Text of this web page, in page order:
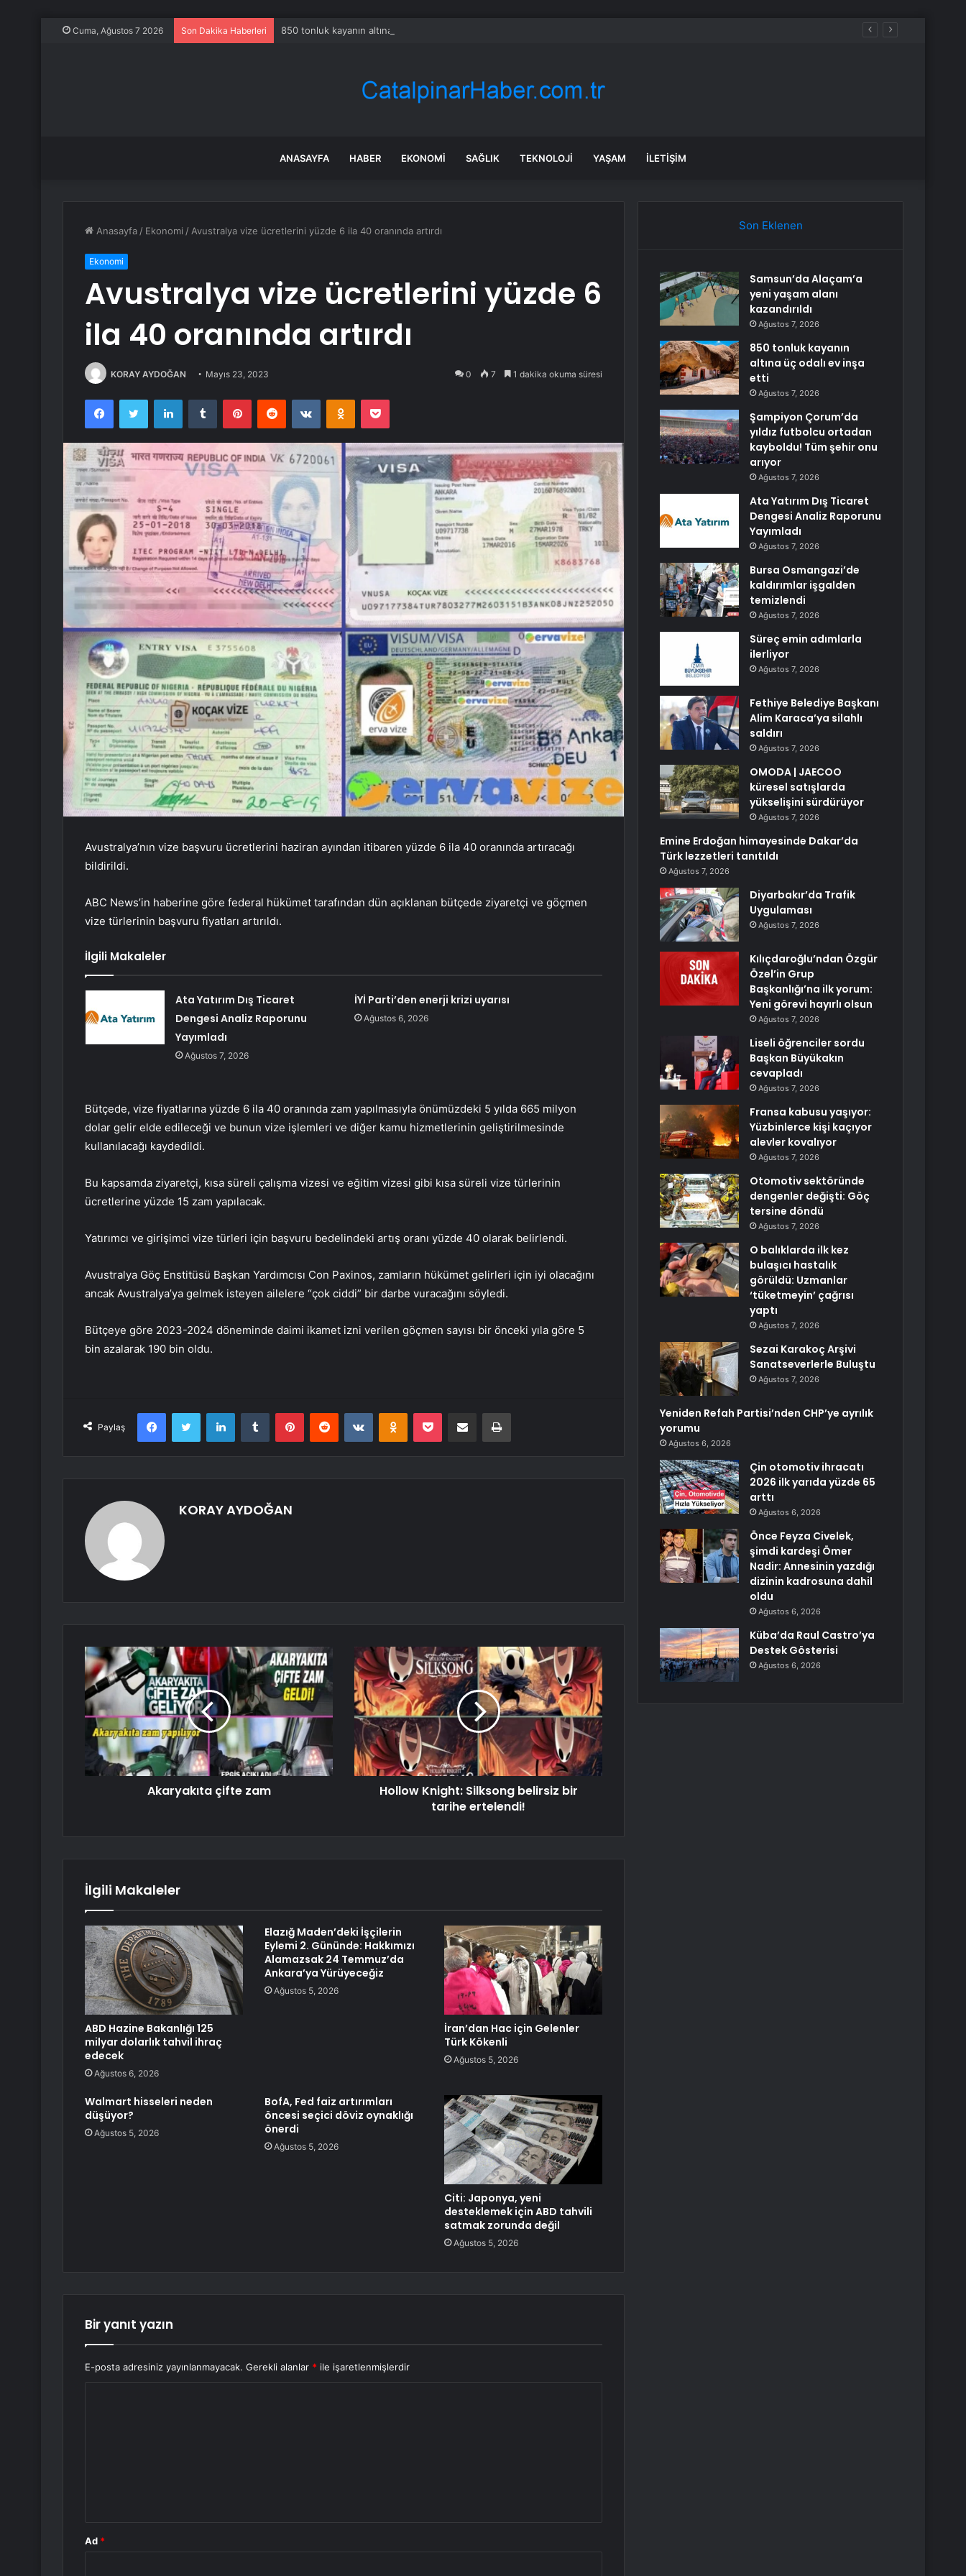
Cuma, Ağustos 7 2026 Son Dakika Haberleri 850 tonluk kayanın altına üç odalı ev inşa etti
ANASAYFA HABER EKONOMI SAĞLIK TEKNOLOJI YAŞAM İLETIŞIM
Anasayfa / Ekonomi / Avustralya vize ücretlerini yüzde 6 ila 40 oranında artırdı
Ekonomi
Avustralya vize ücretlerini yüzde 6
ila 40 oranında artırdı
KORAY AYDOĞAN Mayıs 23, 2023 0 7 1 dakika okuma süresi
FacebookTwitter LinkedInTumblr PinterestReddit VKontakteOdnoklassniki
Pocket
Avustralya’nın vize başvuru ücretlerini haziran ayından itibaren yüzde 6 ila 40 oranında artıracağı
bildirildi.
ABC News’in haberine göre federal hükümet tarafından dün açıklanan bütçede ziyaretçi ve göçmen
vize türlerinin başvuru fiyatları artırıldı.
İlgili Makaleler
Ata Yatırım Dış Ticaret
Dengesi Analiz Raporunu
Yayımladı
Ağustos 7, 2026
İYİ Parti’den enerji krizi uyarısı
Ağustos 6, 2026
Bütçede, vize fiyatlarına yüzde 6 ila 40 oranında zam yapılmasıyla önümüzdeki 5 yılda 665 milyon
dolar gelir elde edileceği ve bunun vize işlemleri ve diğer kamu hizmetlerinin geliştirilmesinde
kullanılacağı kaydedildi.
Bu kapsamda ziyaretçi, kısa süreli çalışma vizesi ve eğitim vizesi gibi kısa süreli vize türlerinin
ücretlerine yüzde 15 zam yapılacak.
Yatırımcı ve girişimci vize türleri için başvuru bedelindeki artış oranı yüzde 40 olarak belirlendi.
Avustralya Göç Enstitüsü Başkan Yardımcısı Con Paxinos, zamların hükümet gelirleri için iyi olacağını
ancak Avustralya’ya gelmek isteyen ailelere “çok ciddi” bir darbe vuracağını söyledi.
Bütçeye göre 2023-2024 döneminde daimi ikamet izni verilen göçmen sayısı bir önceki yıla göre 5
bin azalarak 190 bin oldu.
Paylaş
FacebookTwitter LinkedInTumblr PinterestReddit VKontakteOdnoklassniki
Pocket E-Posta ile paylaş Yazdır
KORAY AYDOĞAN
Akaryakıta çifte zam
Hollow Knight: Silksong belirsiz bir
tarihe ertelendi!
İlgili Makaleler
ABD Hazine Bakanlığı 125
milyar dolarlık tahvil ihraç
edecek
Ağustos 6, 2026
Elazığ Maden’deki İşçilerin
Eylemi 2. Gününde: Hakkımızı
Alamazsak 24 Temmuz’da
Ankara’ya Yürüyeceğiz
Ağustos 5, 2026
İran’dan Hac için Gelenler
Türk Kökenli
Ağustos 5, 2026
Walmart hisseleri neden
düşüyor?
Ağustos 5, 2026
BofA, Fed faiz artırımları
öncesi seçici döviz oynaklığı
önerdi
Ağustos 5, 2026
Citi: Japonya, yeni
desteklemek için ABD tahvili
satmak zorunda değil
Ağustos 5, 2026
Bir yanıt yazın
E-posta adresiniz yayınlanmayacak. Gerekli alanlar * ile işaretlenmişlerdir
Ad *
Son Eklenen
Samsun’da Alaçam’a
yeni yaşam alanı
kazandırıldı
Ağustos 7, 2026
850 tonluk kayanın
altına üç odalı ev inşa
etti
Ağustos 7, 2026
Şampiyon Çorum’da
yıldız futbolcu ortadan
kayboldu! Tüm şehir onu
arıyor
Ağustos 7, 2026
Ata Yatırım Dış Ticaret
Dengesi Analiz Raporunu
Yayımladı
Ağustos 7, 2026
Bursa Osmangazi’de
kaldırımlar işgalden
temizlendi
Ağustos 7, 2026
Süreç emin adımlarla
ilerliyor
Ağustos 7, 2026
Fethiye Belediye Başkanı
Alim Karaca’ya silahlı
saldırı
Ağustos 7, 2026
OMODA | JAECOO
küresel satışlarda
yükselişini sürdürüyor
Ağustos 7, 2026
Emine Erdoğan himayesinde Dakar’da
Türk lezzetleri tanıtıldı
Ağustos 7, 2026
Diyarbakır’da Trafik
Uygulaması
Ağustos 7, 2026
Kılıçdaroğlu’ndan Özgür
Özel’in Grup
Başkanlığı’na ilk yorum:
Yeni görevi hayırlı olsun
Ağustos 7, 2026
Liseli öğrenciler sordu
Başkan Büyükakın
cevapladı
Ağustos 7, 2026
Fransa kabusu yaşıyor:
Yüzbinlerce kişi kaçıyor
alevler kovalıyor
Ağustos 7, 2026
Otomotiv sektöründe
dengenler değişti: Göç
tersine döndü
Ağustos 7, 2026
O balıklarda ilk kez
bulaşıcı hastalık
görüldü: Uzmanlar
‘tüketmeyin’ çağrısı
yaptı
Ağustos 7, 2026
Sezai Karakoç Arşivi
Sanatseverlerle Buluştu
Ağustos 7, 2026
Yeniden Refah Partisi’nden CHP’ye ayrılık
yorumu
Ağustos 6, 2026
Çin otomotiv ihracatı
2026 ilk yarıda yüzde 65
arttı
Ağustos 6, 2026
Önce Feyza Civelek,
şimdi kardeşi Ömer
Nadir: Annesinin yazdığı
dizinin kadrosuna dahil
oldu
Ağustos 6, 2026
Küba’da Raul Castro’ya
Destek Gösterisi
Ağustos 6, 2026